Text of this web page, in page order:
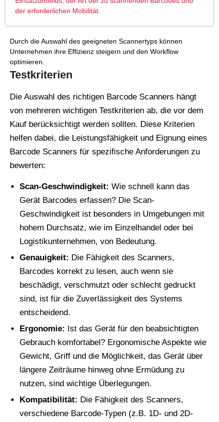
der erforderlichen Mobilität.
Durch die Auswahl des geeigneten Scannertyps können
Unternehmen ihre Effizienz steigern und den Workflow
optimieren.
Testkriterien
Die Auswahl des richtigen Barcode Scanners hängt
von mehreren wichtigen Testkriterien ab, die vor dem
Kauf berücksichtigt werden sollten. Diese Kriterien
helfen dabei, die Leistungsfähigkeit und Eignung eines
Barcode Scanners für spezifische Anforderungen zu
bewerten:
Scan-Geschwindigkeit: Wie schnell kann das
Gerät Barcodes erfassen? Die Scan-
Geschwindigkeit ist besonders in Umgebungen mit
hohem Durchsatz, wie im Einzelhandel oder bei
Logistikunternehmen, von Bedeutung.
Genauigkeit: Die Fähigkeit des Scanners,
Barcodes korrekt zu lesen, auch wenn sie
beschädigt, verschmutzt oder schlecht gedruckt
sind, ist für die Zuverlässigkeit des Systems
entscheidend.
Ergonomie: Ist das Gerät für den beabsichtigten
Gebrauch komfortabel? Ergonomische Aspekte wie
Gewicht, Griff und die Möglichkeit, das Gerät über
längere Zeiträume hinweg ohne Ermüdung zu
nutzen, sind wichtige Überlegungen.
Kompatibilität: Die Fähigkeit des Scanners,
verschiedene Barcode-Typen (z.B. 1D- und 2D-